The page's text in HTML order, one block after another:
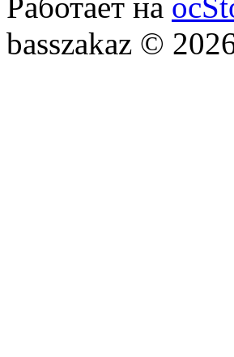
Работает на
basszakaz ©